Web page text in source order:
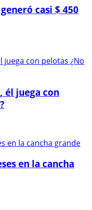
casi $ 450
él juega con
en la cancha